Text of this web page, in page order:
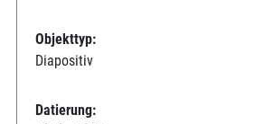
Objekttyp:
Diapositiv
Datierung: